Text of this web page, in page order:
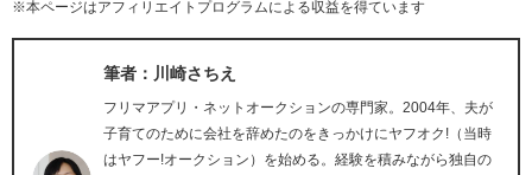
※本ページはアフィリエイトプログラムによる収益を得ています
筆者：川崎さちえ
フリマアプリ・ネットオークションの専門家。2004年、夫が
子育てのために会社を辞めたのをきっかけにヤフオク!（当時
はヤフー!オークション）を始める。経験を積みながら独自の